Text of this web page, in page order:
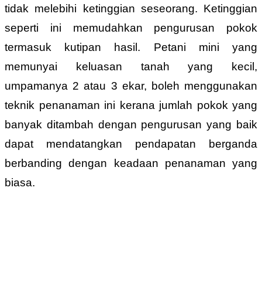
tidak melebihi ketinggian seseorang. Ketinggian
seperti ini memudahkan pengurusan pokok
termasuk kutipan hasil. Petani mini yang
memunyai keluasan tanah yang kecil,
umpamanya 2 atau 3 ekar, boleh menggunakan
teknik penanaman ini kerana jumlah pokok yang
banyak ditambah dengan pengurusan yang baik
dapat mendatangkan pendapatan berganda
berbanding dengan keadaan penanaman yang
biasa.